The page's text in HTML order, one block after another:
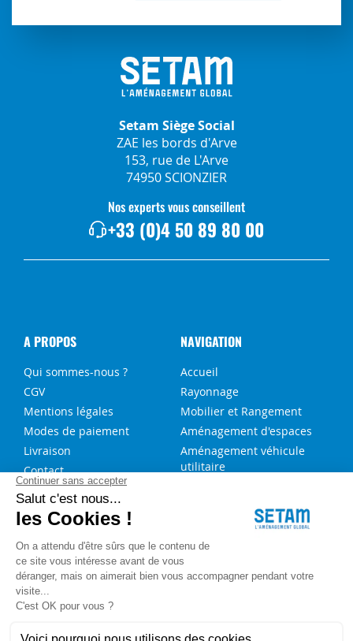
Setam Siège Social
ZAE les bords d'Arve
153, rue de L'Arve
74950 SCIONZIER
Nos experts vous conseillent
+33 (0)4 50 89 80 00
A PROPOS
Qui sommes-nous ?
CGV
Mentions légales
Modes de paiement
Livraison
Contact
NAVIGATION
Accueil
Rayonnage
Mobilier et Rangement
Aménagement d'espaces
Aménagement véhicule
utilitaire
NOS SERVICES
FAQ
Blog
Aide au choix rayonnage
Service de montage